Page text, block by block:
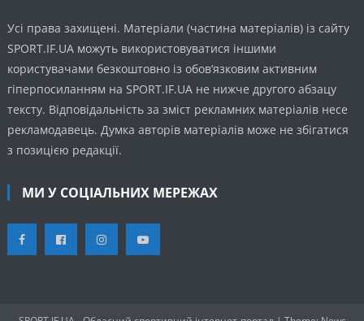
Усі права захищені. Матеріали (частина матеріалів) із сайту
SPORT.IF.UA можуть використовуватися іншими
користувачами безкоштовно із обов’язковим активним
гіперпосиланням на SPORT.IF.UA не нижче другого абзацу
тексту. Відповідальність за зміст рекламних матеріалів несе
рекламодавець. Думка авторів матеріалів може не збігатися
з позицією редакції.
МИ У СОЦІАЛЬНИХ МЕРЕЖАХ